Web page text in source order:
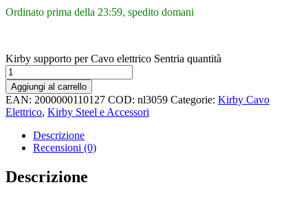
Ordinato prima della 23:59, spedito domani
Kirby supporto per Cavo elettrico Sentria quantità
Aggiungi al carrello
EAN: 2000000110127 COD: nl3059 Categorie: Kirby Cavo
Elettrico, Kirby Steel e Accessori
Descrizione
Recensioni (0)
Descrizione